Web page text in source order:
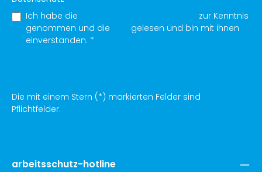
Ich habe die
zur Kenntnis
genommen und die
gelesen und bin mit ihnen
einverstanden. *
Die mit einem Stern (*) markierten Felder sind
Pflichtfelder.
arbeitsschutz-hotline